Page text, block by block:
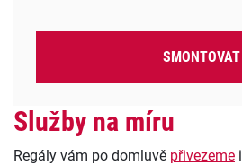
SMONTOVAT
Služby na míru
Regály vám po domluvě přivezeme i